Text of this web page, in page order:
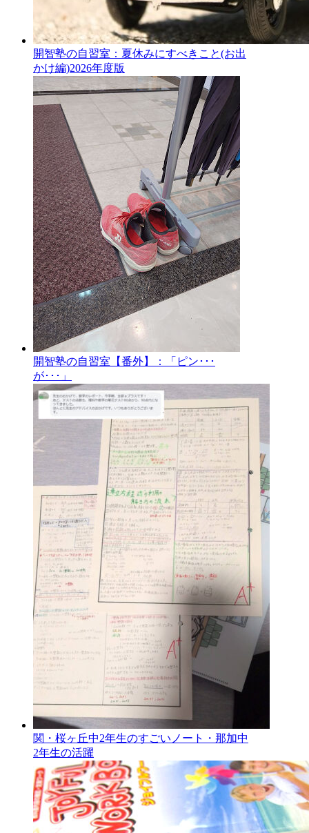
開智塾の自習室：夏休みにすべきこと(お出
かけ編)2026年度版
開智塾の自習室【番外】：「ピン･･･
が･･･」
関・桜ヶ丘中2年生のすごいノート・那加中
2年生の活躍